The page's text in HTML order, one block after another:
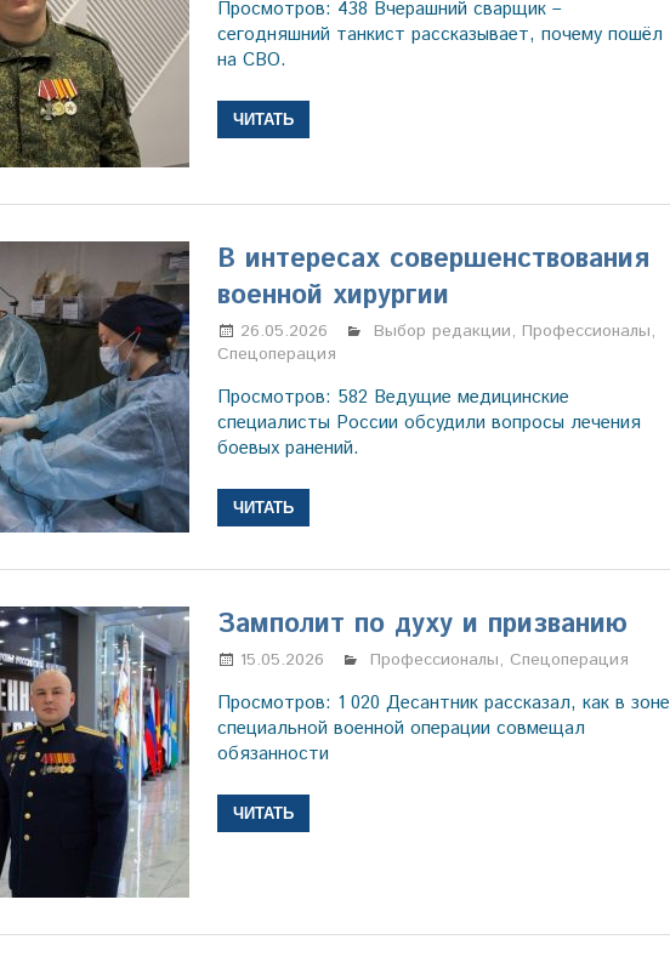
Просмотров: 438 Вчерашний сварщик –
сегодняшний танкист рассказывает, почему пошёл
на СВО.
ЧИТАТЬ
В интересах совершенствования
военной хирургии
26.05.2026 Марина Щербакова
Выбор редакции, Профессионалы,
Спецоперация
Просмотров: 582 Ведущие медицинские
специалисты России обсудили вопросы лечения
боевых ранений.
ЧИТАТЬ
Замполит по духу и призванию
15.05.2026 Настя Свиридова
Профессионалы, Спецоперация
Просмотров: 1 020 Десантник рассказал, как в зоне
специальной военной операции совмещал
обязанности
ЧИТАТЬ